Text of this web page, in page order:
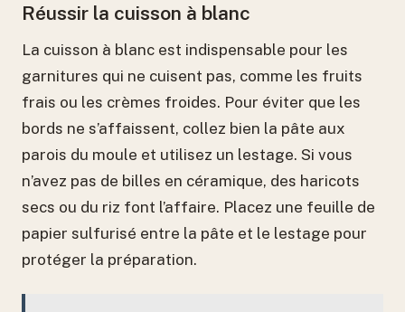
Réussir la cuisson à blanc
La cuisson à blanc est indispensable pour les
garnitures qui ne cuisent pas, comme les fruits
frais ou les crèmes froides. Pour éviter que les
bords ne s’affaissent, collez bien la pâte aux
parois du moule et utilisez un lestage. Si vous
n’avez pas de billes en céramique, des haricots
secs ou du riz font l’affaire. Placez une feuille de
papier sulfurisé entre la pâte et le lestage pour
protéger la préparation.